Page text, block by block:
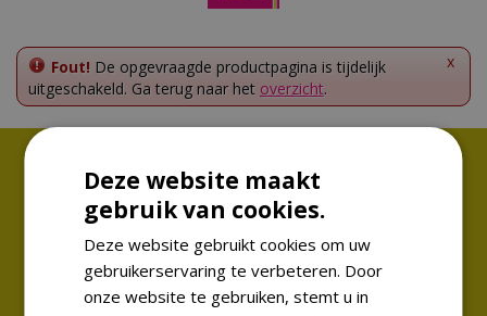
x
Fout! De opgevraagde productpagina is tijdelijk
uitgeschakeld. Ga terug naar het overzicht.
Volg ons!
Altijd op de hoogte van de laatste trends
Deze website maakt
gebruik van cookies.
Deze website gebruikt cookies om uw
gebruikerservaring te verbeteren. Door
onze website te gebruiken, stemt u in